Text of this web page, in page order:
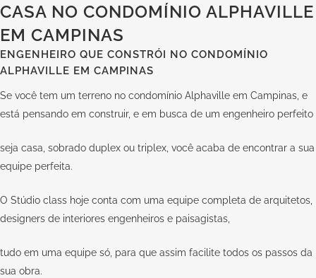
CASA NO CONDOMÍNIO ALPHAVILLE
EM CAMPINAS
ENGENHEIRO QUE CONSTRÓI NO CONDOMÍNIO
ALPHAVILLE EM CAMPINAS
Se você tem um terreno no condomínio Alphaville em Campinas, e
está pensando em construir, e em busca de um engenheiro perfeito
seja casa, sobrado duplex ou triplex, você acaba de encontrar a sua
equipe perfeita.
O Stúdio class hoje conta com uma equipe completa de arquitetos,
designers de interiores engenheiros e paisagistas,
tudo em uma equipe só, para que assim facilite todos os passos da
sua obra.